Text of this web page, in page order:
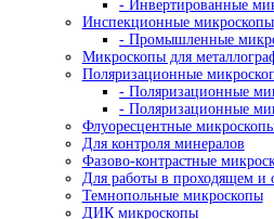
Испытательные машины
Гидравлические
Динамические
Захваты разрывной
Испытательные
Испытательные
Испытательные
Машины для
прочность